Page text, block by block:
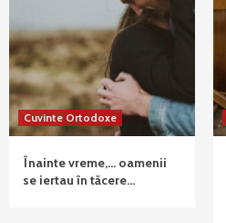
Cuvinte Ortodoxe
Înainte vreme,… oamenii
se iertau în tăcere…